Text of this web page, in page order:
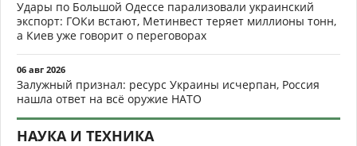
Удары по Большой Одессе парализовали украинский
экспорт: ГОКи встают, Метинвест теряет миллионы тонн,
а Киев уже говорит о переговорах
06 авг 2026
Залужный признал: ресурс Украины исчерпан, Россия
нашла ответ на всё оружие НАТО
НАУКА И ТЕХНИКА